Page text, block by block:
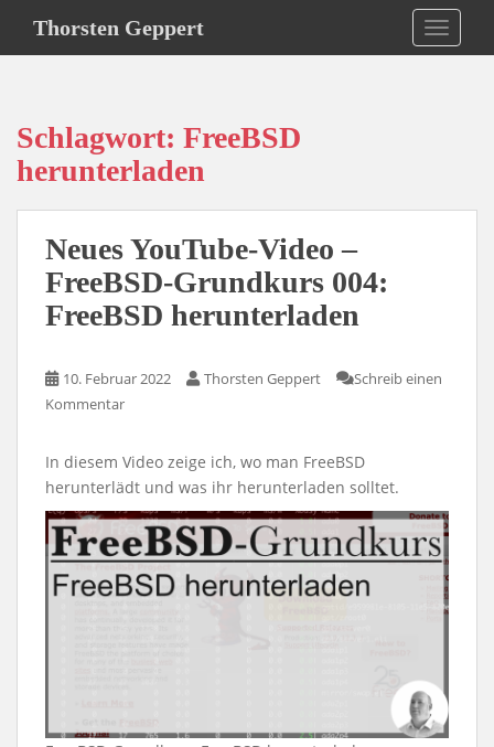
i
Thorsten Geppert
Schlagwort: FreeBSD
herunterladen
Neues YouTube-Video –
FreeBSD-Grundkurs 004:
FreeBSD herunterladen
10. Februar 2022 Thorsten Geppert
Schreib einen
Kommentar
In diesem Video zeige ich, wo man FreeBSD
herunterlädt und was ihr herunterladen solltet.